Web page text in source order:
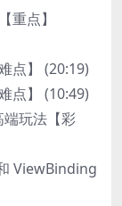
重点】
点】 (20:19)
点】 (10:49)
玩法【彩
ViewBinding